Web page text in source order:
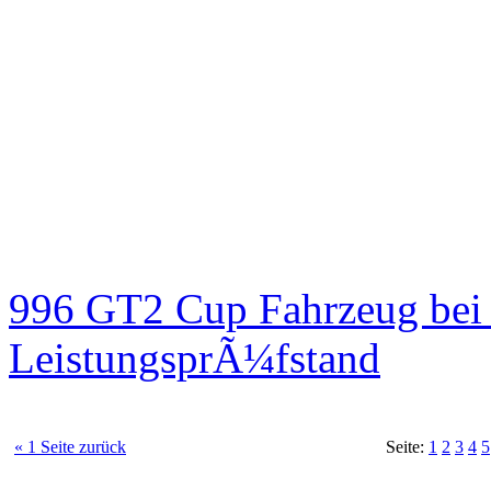
996 GT2 Cup Fahrzeug
LeistungsprÃ¼fstand
« 1 Seite zurück Seite: 1 2 3 4 5